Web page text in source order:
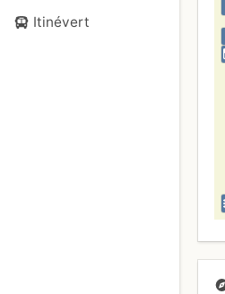
Itinévert